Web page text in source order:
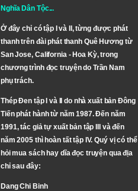
Nghĩa Dân Tộc...
Ở đây chỉ có tập I và II, từng được phát
thanh trên đài phát thanh Quê Hương từ
San Jose, California - Hoa Kỳ, trong
chương trình đọc truyện do Trần Nam
phụ trách.
Thép Đen tập I và II do nhà xuất bản Đông
Tiến phát hành từ năm 1987. Đến năm
1991, tác giả tự xuất bản tập III và đến
năm 2005 thì hoàn tất tập IV. Quý vị có thể
hỏi mua sách hay dĩa đọc truyện qua địa
chỉ sau đây:
Dang Chi Binh